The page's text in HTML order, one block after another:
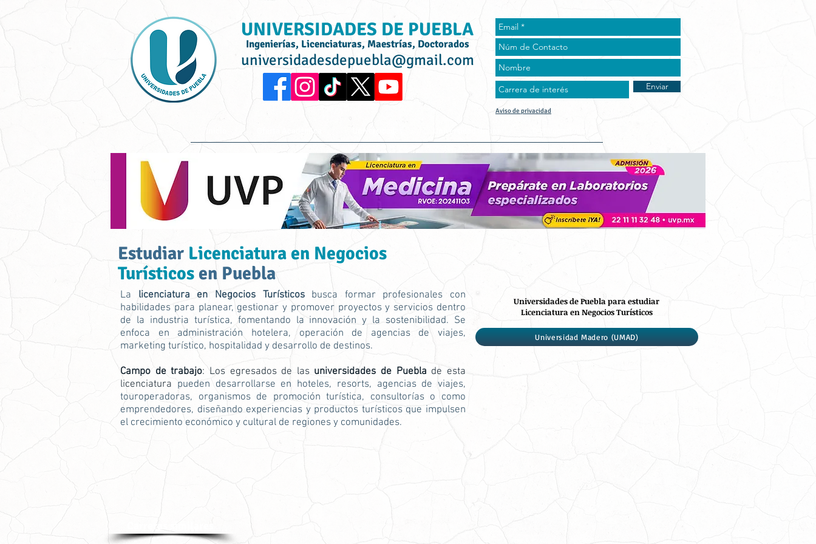
UNIVERSIDADES DE PUEBLA
Ingenierías, Licenciaturas, Maestrías, Doctorados
universidadesdepuebla@gmail.com
Enviar
Aviso de privacidad
Estudiar Licenciatura en Negocios
Turísticos en Puebla
La licenciatura en Negocios Turísticosbusca formar profesionales con
habilidades para planear, gestionar y promover proyectos y servicios dentro
de la industria turística, fomentando la innovación y la sostenibilidad. Se
enfoca en administración hotelera, operación de agencias de viajes,
marketing turístico, hospitalidad y desarrollo de destinos.
Campo de trabajo: Los egresados de las universidades de Puebla de esta
licenciatura pueden desarrollarse en hoteles, resorts, agencias de viajes,
touroperadoras, organismos de promoción turística, consultorías o como
emprendedores, diseñando experiencias y productos turísticos que impulsen
el crecimiento económico y cultural de regiones y comunidades.
Universidades de Puebla para estudiar
Licenciatura en Negocios Turísticos
Universidad Madero (UMAD)